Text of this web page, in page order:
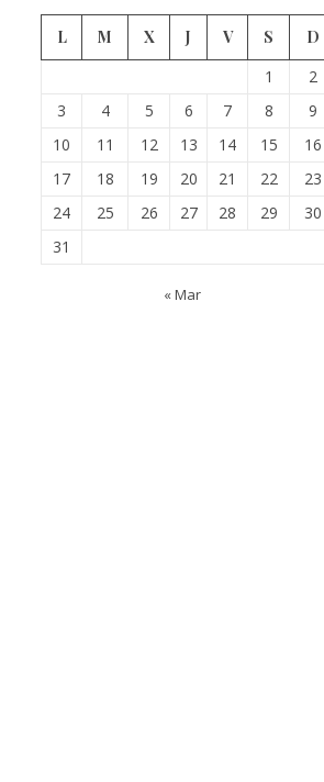
L M X J V S
D
1
2
3
4 5 6 7 8
9
10
11 12 13 14 15
16
17
18 19 20 21 22
23
24
25 26 27 28 29
30
31
« Mar